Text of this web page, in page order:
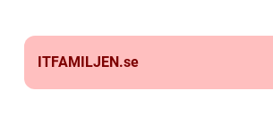
ITFAMILJEN.se